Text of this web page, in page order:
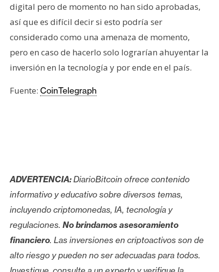
digital pero de momento no han sido aprobadas,
así que es difícil decir si esto podría ser
considerado como una amenaza de momento,
pero en caso de hacerlo solo lograrían ahuyentar la
inversión en la tecnología y por ende en el país.
Fuente: CoinTelegraph
ADVERTENCIA:DiarioBitcoin ofrece contenido
informativo y educativo sobre diversos temas,
incluyendo criptomonedas, IA, tecnología y
regulaciones. No brindamos asesoramiento
financiero. Las inversiones en criptoactivos son de
alto riesgo y pueden no ser adecuadas para todos.